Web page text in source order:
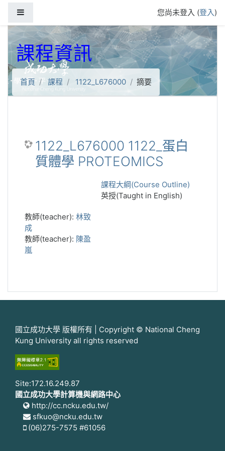
您尚未登入 (登入)
課程資訊
首頁 課程 1122_L676000 摘要
1122_L676000 1122_蛋白
質體學 PROTEOMICS
課程大綱(Course Outline)
英授(Taught in English)
教師(teacher): 林致
成
教師(teacher): 陳盈
嵐
國立成功大學 版權所有 | Copyright © National Cheng
Kung University all rights reserved
Site:172.16.249.87
國立成功大學計算機與網路中心
http://cc.ncku.edu.tw/
sfkuo@ncku.edu.tw
(06)275-7575 #61056